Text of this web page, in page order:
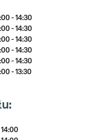
- 14:30
- 14:30
- 14:30
- 14:30
- 14:30
- 13:30
14:00